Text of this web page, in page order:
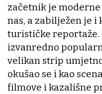
začetnik je
nas, a zabilježen je i
turističke reportaže.
izvanredno
velikan strip
okušao se i kao
filmove i kazališne